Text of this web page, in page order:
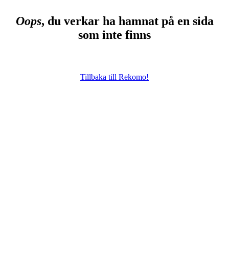
Oops, du verkar ha hamnat på en sida
som inte finns
Tillbaka till Rekomo!